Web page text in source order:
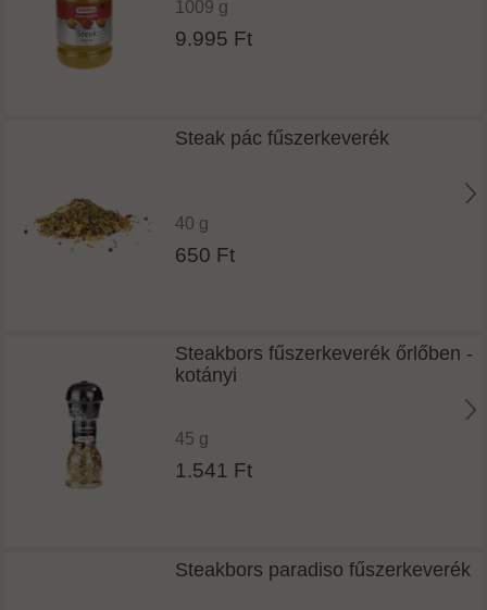
1009 g
9.995 Ft
Steak pác fűszerkeverék
40 g
650 Ft
Steakbors fűszerkeverék őrlőben -
kotányi
45 g
1.541 Ft
Steakbors paradiso fűszerkeverék